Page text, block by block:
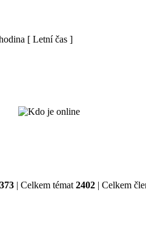
[ Letní čas ]
| Celkem témat 2402 | Celkem